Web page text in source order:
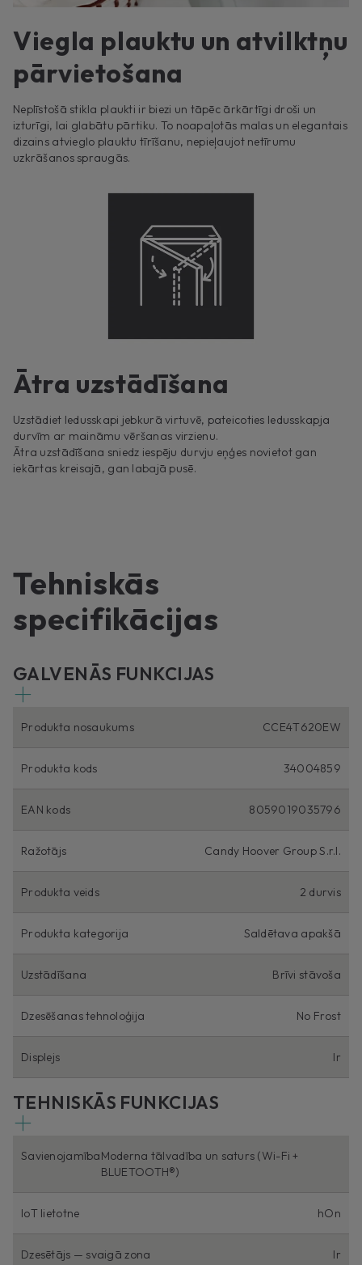
Viegla plauktu un atvilktņu
pārvietošana
Neplīstošā stikla plaukti ir biezi un tāpēc ārkārtīgi droši un
izturīgi, lai glabātu pārtiku. To noapaļotās malas un elegantais
dizains atvieglo plauktu tīrīšanu, nepieļaujot netīrumu
uzkrāšanos spraugās.
Ātra uzstādīšana
Uzstādiet ledusskapi jebkurā virtuvē, pateicoties ledusskapja
durvīm ar maināmu vēršanas virzienu.
Ātra uzstādīšana sniedz iespēju durvju eņģes novietot gan
iekārtas kreisajā, gan labajā pusē.
Tehniskās
specifikācijas
GALVENĀS FUNKCIJAS
Produkta nosaukums CCE4T620EW
Produkta kods 34004859
EAN kods 8059019035796
Ražotājs Candy Hoover Group S.r.l.
Produkta veids 2 durvis
Produkta kategorija Saldētava apakšā
Uzstādīšana Brīvi stāvoša
Dzesēšanas tehnoloģija No Frost
Displejs Ir
TEHNISKĀS FUNKCIJAS
SavienojamībaModerna tālvadība un saturs (Wi-Fi +
BLUETOOTH®)
IoT lietotne hOn
Dzesētājs — svaigā zona Ir